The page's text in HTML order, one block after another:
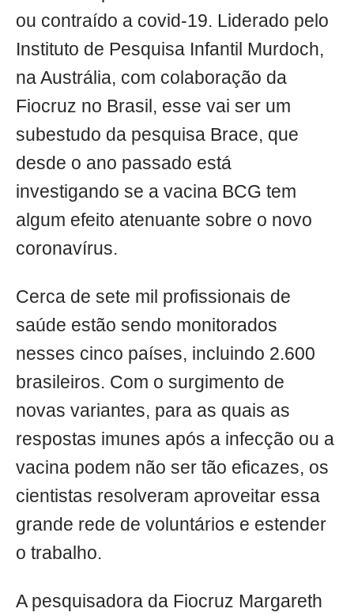
ou contraído a covid-19. Liderado pelo
Instituto de Pesquisa Infantil Murdoch,
na Austrália, com colaboração da
Fiocruz no Brasil, esse vai ser um
subestudo da pesquisa Brace, que
desde o ano passado está
investigando se a vacina BCG tem
algum efeito atenuante sobre o novo
coronavírus.
Cerca de sete mil profissionais de
saúde estão sendo monitorados
nesses cinco países, incluindo 2.600
brasileiros. Com o surgimento de
novas variantes, para as quais as
respostas imunes após a infecção ou a
vacina podem não ser tão eficazes, os
cientistas resolveram aproveitar essa
grande rede de voluntários e estender
o trabalho.
A pesquisadora da Fiocruz Margareth